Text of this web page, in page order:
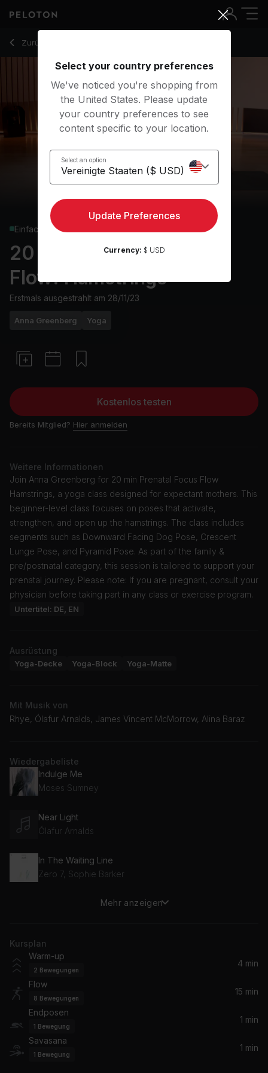
Zurück zu Yoga-Kurse
Zurück
Einfach
20 min Prenatal Focus
Flow: Hamstrings
Erstmals ausgestrahlt am 28/11/23
Anna Greenberg Yoga
Kostenlos testen
Bereits Mitglied? Hier anmelden
Weitere Informationen
Join Anna Greenberg for 20 min Prenatal Focus Flow
Hamstrings, a yoga class designed for expectant mothers. This
beginner-level class focuses on poses that activate,
strengthen, and open up the hamstrings. The class includes
segments such as Downward Facing Dog Pose, Crescent
Lunge Pose, and Pyramid Pose. As part of the family &
pre/postnatal category, this session is tailored to support your
prenatal journey. Please note: If you are pregnant, consult your
physician before taking part in any class or exercise program.
Untertitel: DE, EN
Ausrüstung
Yoga-Decke Yoga-Block Yoga-Matte
Mit Musik von
Rhye, Ólafur Arnalds, James Vincent McMorrow, Alina Baraz
Wiedergabeliste
Indulge Me
Moses Sumney
Near Light
Ólafur Arnalds
In The Waiting Line
Zero 7, Sophie Barker
Verse
Rhye
Pretty Thoughts
Alina Baraz, Galimatias
zzz...
Laffey
Mehr anzeigen
Kursplan
Warm-up
2 Bewegungen
4 min
Flow
8 Bewegungen
15 min
Endposen
1 Bewegung
1 min
Savasana
1 Bewegung
1 min
20 Min Prenatal Hamstrings Yoga Flow with Pyramid Pose -
Select your country preferences
We've noticed you're shopping from
the United States. Please update
your country preferences to see
content specific to your location.
Select an option
Update Preferences
Currency: $ USD